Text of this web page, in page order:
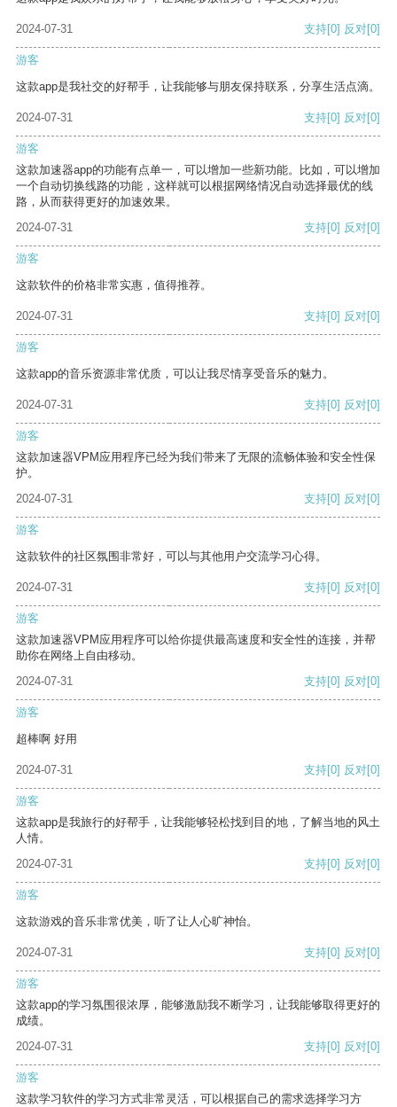
2024-07-31 支持[0] 反对[0]
游客
这款app是我社交的好帮手，让我能够与朋友保持联系，分享生活点滴。
2024-07-31 支持[0] 反对[0]
游客
这款加速器app的功能有点单一，可以增加一些新功能。比如，可以增加
一个自动切换线路的功能，这样就可以根据网络情况自动选择最优的线
路，从而获得更好的加速效果。
2024-07-31
支持[0] 反对[0]
游客
这款软件的价格非常实惠，值得推荐。
2024-07-31 支持[0] 反对[0]
游客
这款app的音乐资源非常优质，可以让我尽情享受音乐的魅力。
2024-07-31 支持[0] 反对[0]
游客
这款加速器VPM应用程序已经为我们带来了无限的流畅体验和安全性保
护。
2024-07-31
支持[0] 反对[0]
游客
这款软件的社区氛围非常好，可以与其他用户交流学习心得。
2024-07-31 支持[0] 反对[0]
游客
这款加速器VPM应用程序可以给你提供最高速度和安全性的连接，并帮
助你在网络上自由移动。
2024-07-31
支持[0] 反对[0]
游客
超棒啊 好用
2024-07-31 支持[0] 反对[0]
游客
这款app是我旅行的好帮手，让我能够轻松找到目的地，了解当地的风土
人情。
2024-07-31
支持[0] 反对[0]
游客
这款游戏的音乐非常优美，听了让人心旷神怡。
2024-07-31 支持[0] 反对[0]
游客
这款app的学习氛围很浓厚，能够激励我不断学习，让我能够取得更好的
成绩。
2024-07-31
支持[0] 反对[0]
游客
这款学习软件的学习方式非常灵活，可以根据自己的需求选择学习方